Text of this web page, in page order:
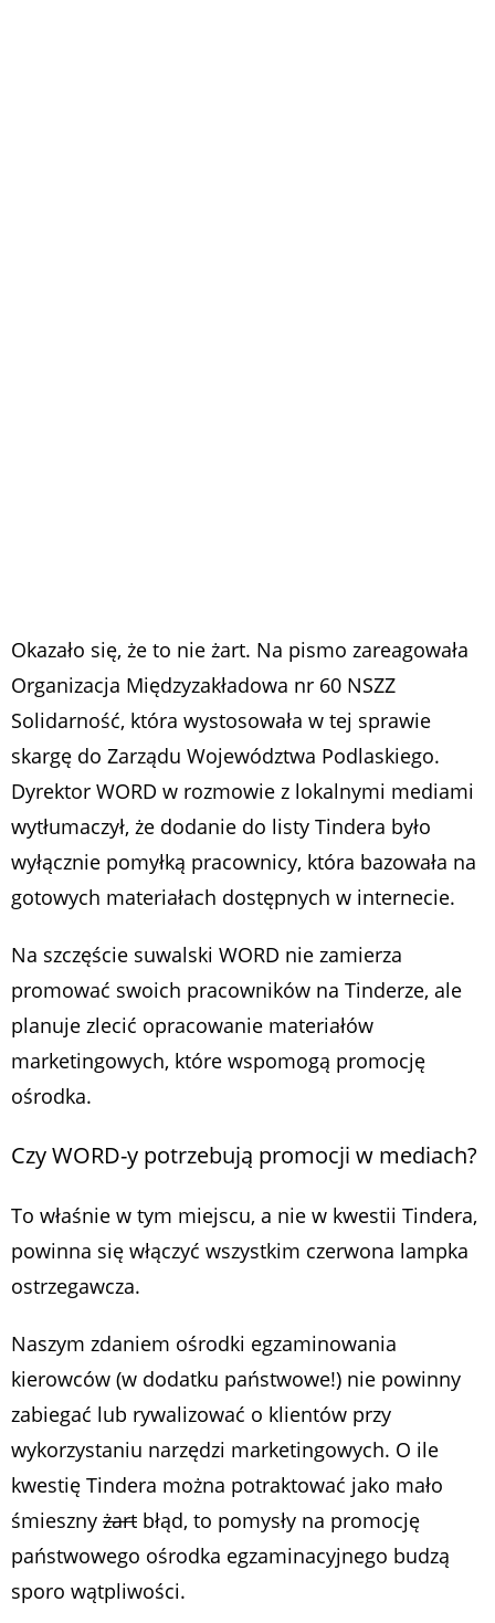
Okazało się, że to nie żart. Na pismo zareagowała
Organizacja Międzyzakładowa nr 60 NSZZ
Solidarność, która wystosowała w tej sprawie
skargę do Zarządu Województwa Podlaskiego.
Dyrektor WORD w rozmowie z lokalnymi mediami
wytłumaczył, że dodanie do listy Tindera było
wyłącznie pomyłką pracownicy, która bazowała na
gotowych materiałach dostępnych w internecie.
Na szczęście suwalski WORD nie zamierza
promować swoich pracowników na Tinderze, ale
planuje zlecić opracowanie materiałów
marketingowych, które wspomogą promocję
ośrodka.
Czy WORD-y potrzebują promocji w mediach?
To właśnie w tym miejscu, a nie w kwestii Tindera,
powinna się włączyć wszystkim czerwona lampka
ostrzegawcza.
Naszym zdaniem ośrodki egzaminowania
kierowców (w dodatku państwowe!) nie powinny
zabiegać lub rywalizować o klientów przy
wykorzystaniu narzędzi marketingowych. O ile
kwestię Tindera można potraktować jako mało
śmieszny żart błąd, to pomysły na promocję
państwowego ośrodka egzaminacyjnego budzą
sporo wątpliwości.